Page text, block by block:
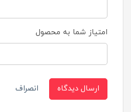
امتیاز شما به محصول
ارسال دیدگاه انصراف